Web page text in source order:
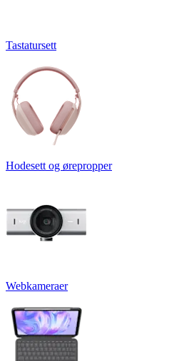
Tastatursett
Hodesett og ørepropper
Webkameraer